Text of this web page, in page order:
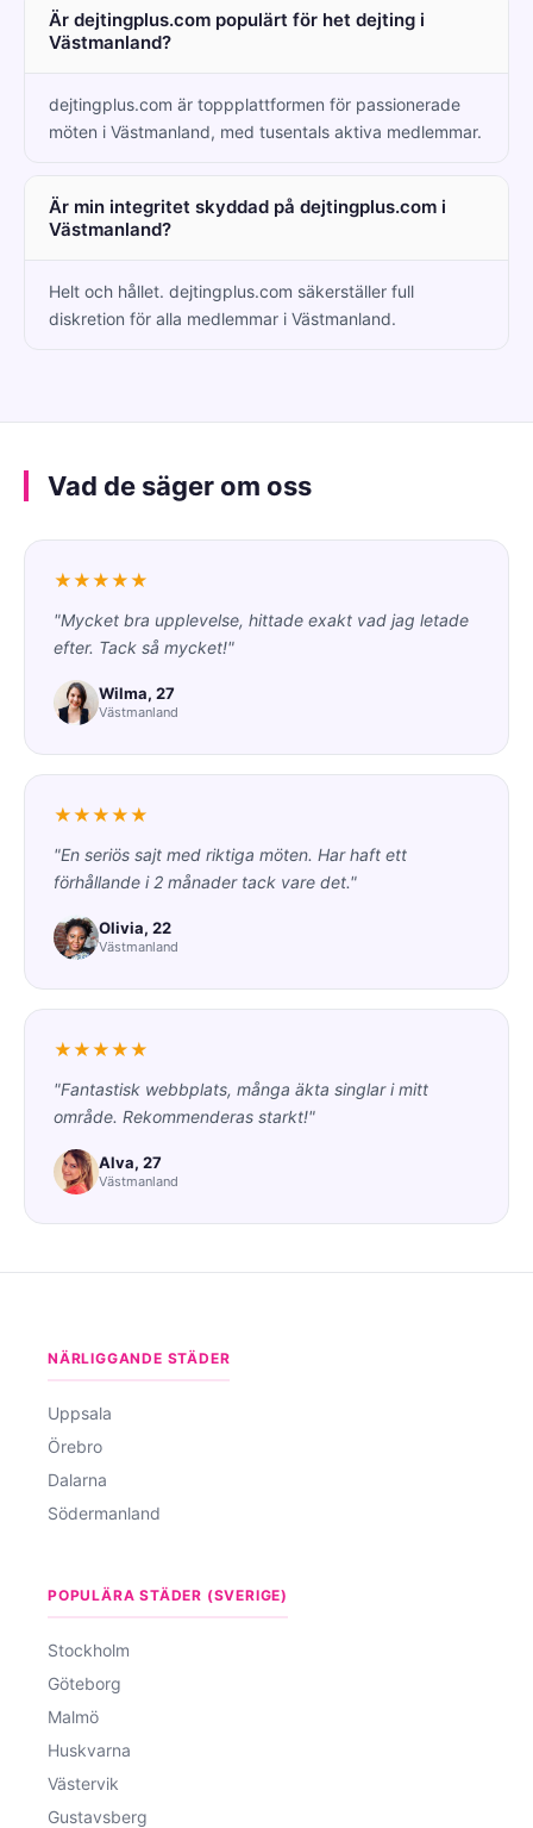
Är dejtingplus.com populärt för het dejting i
Västmanland?
dejtingplus.com är toppplattformen för passionerade
möten i Västmanland, med tusentals aktiva medlemmar.
Är min integritet skyddad på dejtingplus.com i
Västmanland?
Helt och hållet. dejtingplus.com säkerställer full
diskretion för alla medlemmar i Västmanland.
Vad de säger om oss
★★★★★
"Mycket bra upplevelse, hittade exakt vad jag letade
efter. Tack så mycket!"
Wilma, 27
Västmanland
★★★★★
"En seriös sajt med riktiga möten. Har haft ett
förhållande i 2 månader tack vare det."
Olivia, 22
Västmanland
★★★★★
"Fantastisk webbplats, många äkta singlar i mitt
område. Rekommenderas starkt!"
Alva, 27
Västmanland
NÄRLIGGANDE STÄDER
Uppsala
Örebro
Dalarna
Södermanland
POPULÄRA STÄDER (SVERIGE)
Stockholm
Göteborg
Malmö
Huskvarna
Västervik
Gustavsberg